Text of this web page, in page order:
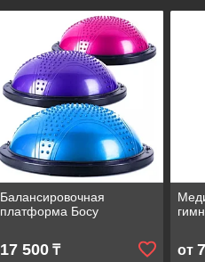
Балансировочная
платформа Босу
17 500₸ от